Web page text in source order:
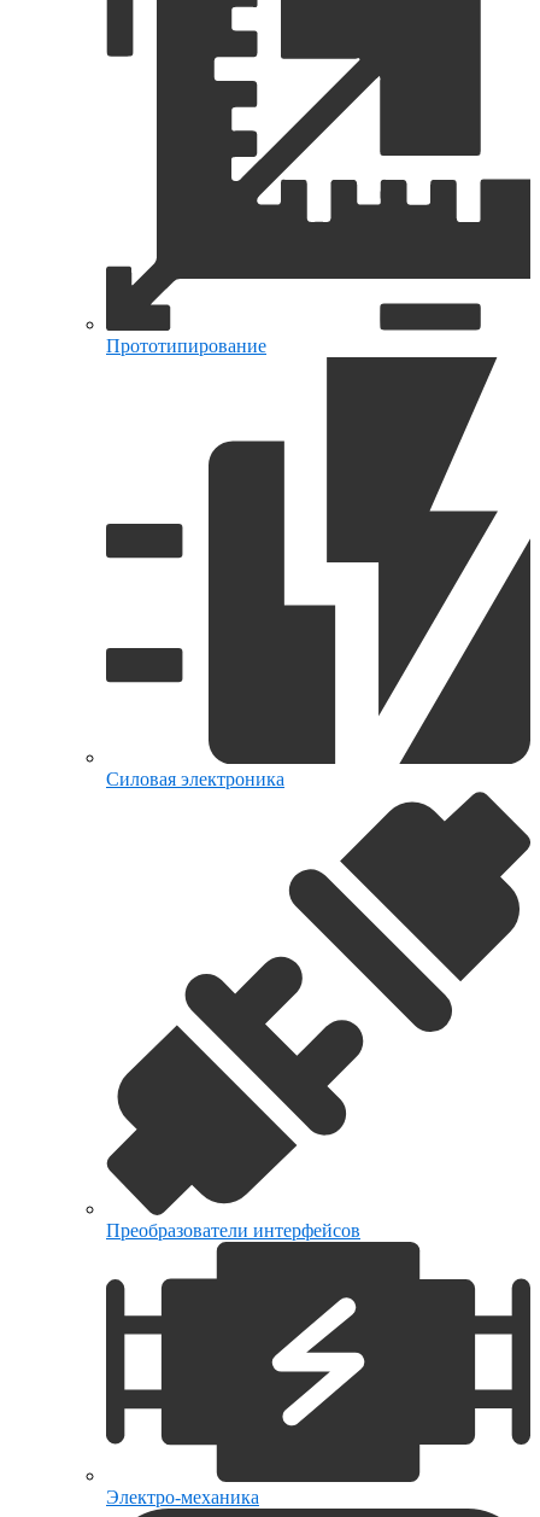
Прототипирование
Силовая электроника
Преобразователи интерфейсов
Электро-механика